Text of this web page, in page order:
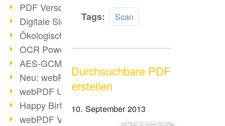
PDF Verschlüsselung
Digitale Signaturen
Ökologischen Abdruck reduzieren
OCR Power für Profis
AES-GCM-Unterstützung (PDF 2.0)
Neu: webPDF Developer Hub
webPDF Update 9.0.0.2898
Happy Birthday, PDF!
webPDF Video-Session 4
Tags: Scan
Durchsuchbare PDF
erstellen
10. September 2013